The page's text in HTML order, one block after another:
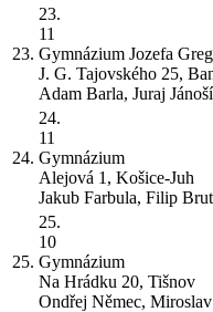
23.
23.
11
Gymnázium Jozefa
J. G. Tajovského 25,
Adam Barla, Juraj
24.
24.
11
Gymnázium
Alejová 1, Košice-Juh
Jakub Farbula, Filip
25.
25.
10
Gymnázium
Na Hrádku 20, Tišnov
Ondřej Němec,